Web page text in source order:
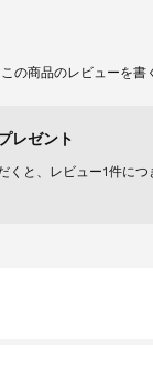
の商品のレビューを書
レゼント
くと、レビュー1件につ